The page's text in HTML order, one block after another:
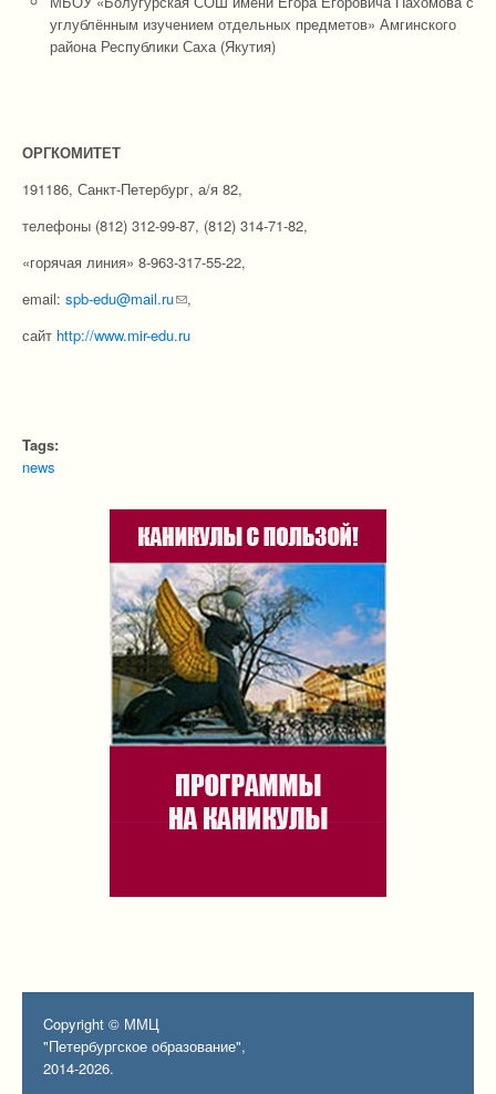
углублённым изучением отдельных предметов» Амгинского
района Республики Саха (Якутия)
ОРГКОМИТЕТ
191186, Санкт-Петербург, а/я 82,
телефоны (812) 312-99-87, (812) 314-71-82,
«горячая линия» 8-963-317-55-22,
email: spb-edu@mail.ru(link sends e-mail)
,
сайт http://www.mir-edu.ru
Tags:
news
Copyright © ММЦ
"Петербургское образование",
2014-2026.